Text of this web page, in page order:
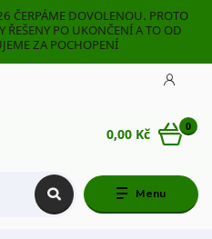
DOVOLENOU. PROTO
ŘEŠENY PO UKONČENÍ A TO OD
ZA POCHOPENÍ
Menu
0
0,00 Kč